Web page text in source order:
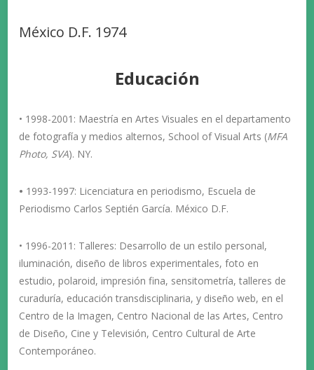
México D.F. 1974
Educación
• 1998-2001: Maestría en Artes Visuales en el departamento
de fotografía y medios alternos, School of Visual Arts (MFA
Photo, SVA). NY.
• 1993-1997: Licenciatura en periodismo, Escuela de
Periodismo Carlos Septién García. México D.F.
• 1996-2011: Talleres: Desarrollo de un estilo personal,
iluminación, diseño de libros experimentales, foto en
estudio, polaroid, impresión fina, sensitometría, talleres de
curaduría, educación transdisciplinaria, y diseño web, en el
Centro de la Imagen, Centro Nacional de las Artes, Centro
de Diseño, Cine y Televisión, Centro Cultural de Arte
Contemporáneo.